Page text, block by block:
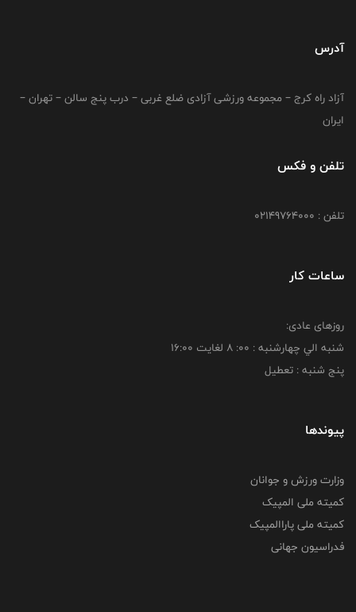
آدرس
آزاد راه کرج – مجموعه ورزشی آزادی ضلع غربی – درب پنج سالن – تهران –
ایران
تلفن و فکس
تلفن : 02149764000
ساعات کار
روزهای عادی:
شنبه الي چهارشنبه : 00: 8 لغايت 16:00
پنج شنبه : تعطیل
پیوندها
وزارت ورزش و جوانان
کمیته ملی المپیک
کمیته ملی پاراالمپیک
فدراسیون جهانی